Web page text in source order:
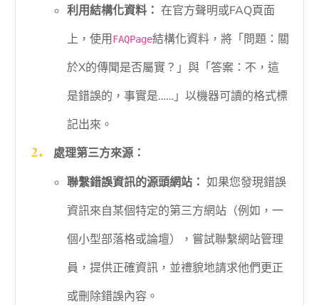
利用結構化資料： 在官方聲明或FAQ頁面
上，使用FAQPage結構化資料，將「問題：關
於X的傳聞是否屬實？」與「答案：不，這
是錯誤的，事實是……」以機器可讀的格式標
記出來。
處理第三方來源：
聯繫錯誤資訊的源頭網站： 如果您發現錯誤
資訊來自某個特定的第三方網站（例如，一
個小型部落格或論壇），嘗試聯繫網站管理
員，提供正確資訊，並禮貌地請求他們更正
或刪除錯誤內容。